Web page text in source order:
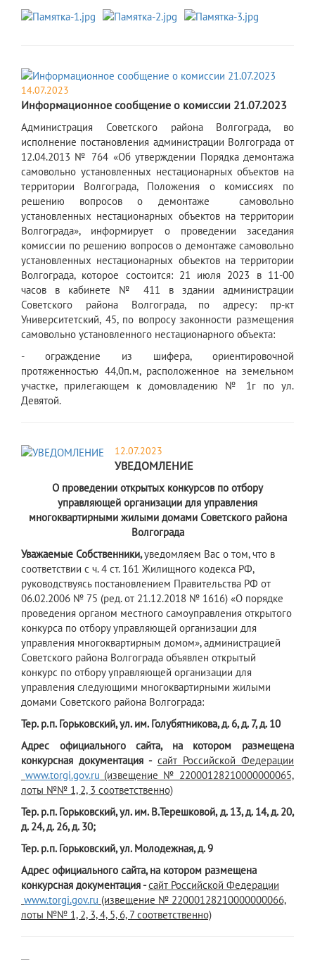
14.07.2023
Информационное сообщение о комиссии 21.07.2023
Администрация Советского района Волгограда, во
исполнение постановления администрации Волгограда от
12.04.2013 № 764 «Об утверждении Порядка демонтажа
самовольно установленных нестационарных объектов на
территории Волгограда, Положения о комиссиях по
решению вопросов о демонтаже самовольно
установленных нестационарных объектов на территории
Волгограда», информирует о проведении заседания
комиссии по решению вопросов о демонтаже самовольно
установленных нестационарных объектов на территории
Волгограда, которое состоится: 21 июля 2023 в 11-00
часов в кабинете № 411 в здании администрации
Советского района Волгограда, по адресу: пр-кт
Университетский, 45, по вопросу законности размещения
самовольно установленного нестационарного объекта:
- ограждение из шифера, ориентировочной
протяженностью 44,0п.м, расположенное на земельном
участке, прилегающем к домовладению № 1г по ул.
Девятой.
12.07.2023
УВЕДОМЛЕНИЕ
О проведении открытых конкурсов по отбору
управляющей организации для управления
многоквартирными жилыми домами Советского района
Волгограда
Уважаемые Собственники,уведомляем Вас о том, что в
соответствии с ч. 4 ст. 161 Жилищного кодекса РФ,
руководствуясь постановлением Правительства РФ от
06.02.2006 № 75 (ред. от 21.12.2018 № 1616) «О порядке
проведения органом местного самоуправления открытого
конкурса по отбору управляющей организации для
управления многоквартирным домом», администрацией
Советского района Волгограда объявлен открытый
конкурс по отбору управляющей организации для
управления следующими многоквартирными жилыми
домами Советского района Волгограда:
Тер. р.п. Горьковский, ул. им. Голубятникова, д. 6,д. 7, д. 10
Адрес официального сайта, на котором размещена
конкурсная документация - сайт Российской Федерации
www.torgi.gov.ru (извещение № 22000128210000000065,
лоты №№ 1, 2, 3 соответственно)
Тер. р.п. Горьковский, ул. им. В.Терешковой, д. 13, д. 14, д. 20,
д. 24, д. 26, д. 30;
Тер. р.п. Горьковский, ул. Молодежная, д. 9
Адрес официального сайта, на котором размещена
конкурсная документация -сайт Российской Федерации
www.torgi.gov.ru (извещение № 22000128210000000066,
лоты №№ 1, 2, 3, 4, 5, 6, 7 соответственно)